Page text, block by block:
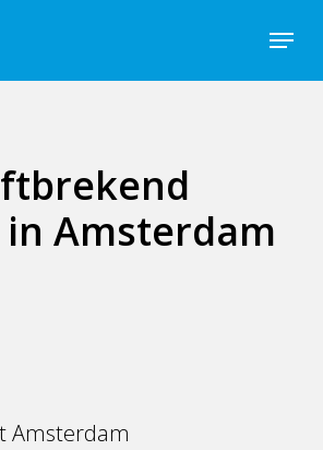
Menu
Amsterdam
Amsterdam